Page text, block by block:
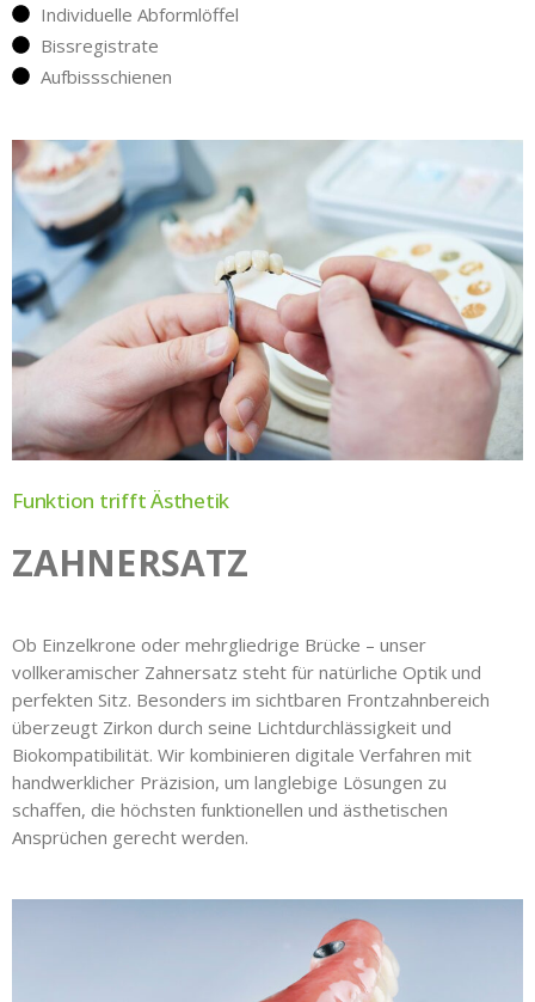
Individuelle Abformlöffel
Bissregistrate
Aufbissschienen
Funktion trifft Ästhetik
ZAHNERSATZ
Ob Einzelkrone oder mehrgliedrige Brücke – unser
vollkeramischer Zahnersatz steht für natürliche Optik und
perfekten Sitz. Besonders im sichtbaren Frontzahnbereich
überzeugt Zirkon durch seine Lichtdurchlässigkeit und
Biokompatibilität. Wir kombinieren digitale Verfahren mit
handwerklicher Präzision, um langlebige Lösungen zu
schaffen, die höchsten funktionellen und ästhetischen
Ansprüchen gerecht werden.